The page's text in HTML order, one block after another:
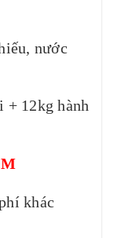
nước
+ 12kg hành
khác